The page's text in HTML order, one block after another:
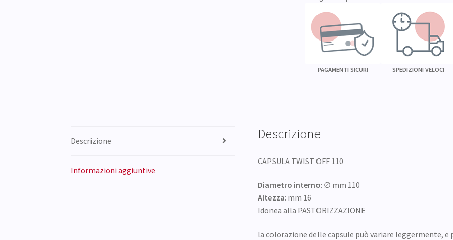
16
(25
PAGAMENTI SICURI SPEDIZIONI VELOCI
Descrizione
Informazioni aggiuntive
Descrizione
CAPSULA TWIST OFF 110
Diametro interno: ∅ mm 110
Altezza: mm 16
Idonea alla PASTORIZZAZIONE
la colorazione delle capsule può variare leggermente,